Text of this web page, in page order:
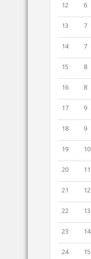
12 6
13 7
14 7
15 8
16 8
17 9
18 9
19 10
20 11
21 12
22 13
23 14
24 15